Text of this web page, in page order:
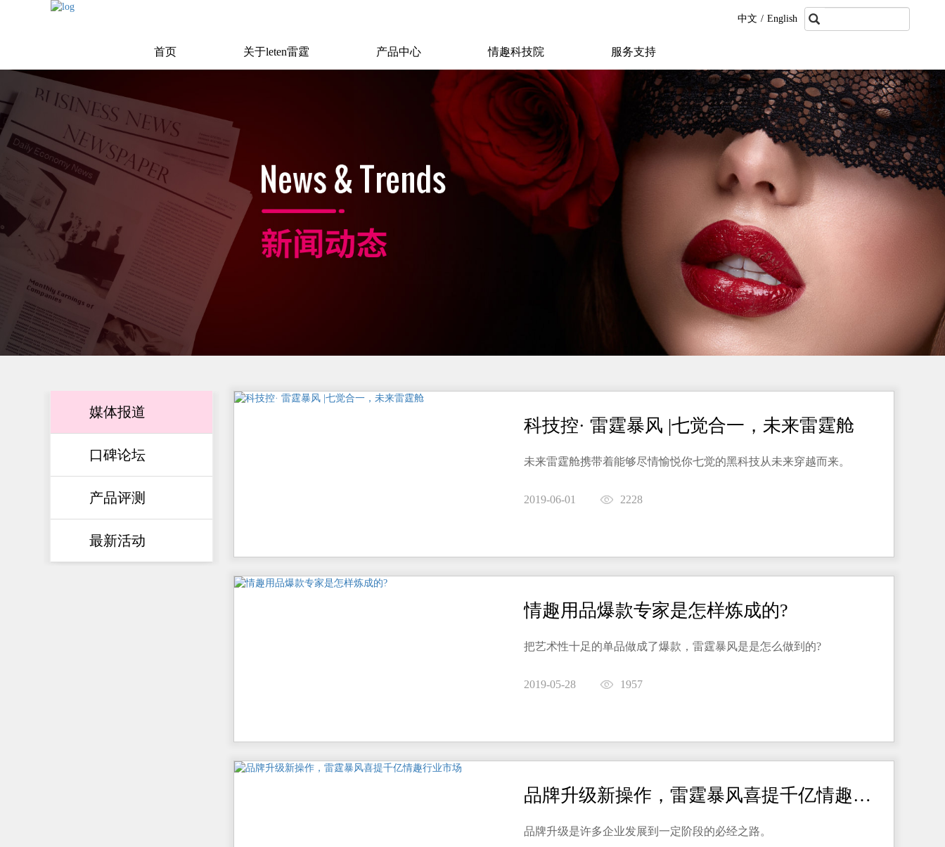
首页 关于leten雷霆 产品中心 情趣科技院 服务支持
中文 / English
媒体报道
口碑论坛
产品评测
最新活动
科技控· 雷霆暴风 |七觉合一，未来雷霆舱
未来雷霆舱携带着能够尽情愉悦你七觉的黑科技从未来穿越而来。
2019-06-01 2228
情趣用品爆款专家是怎样炼成的?
把艺术性十足的单品做成了爆款，雷霆暴风是是怎么做到的?
2019-05-28 1957
品牌升级新操作，雷霆暴风喜提千亿情趣行业市场
品牌升级是许多企业发展到一定阶段的必经之路。